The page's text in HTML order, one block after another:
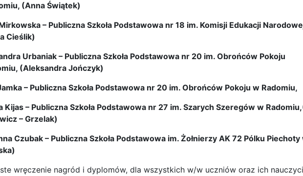
(Anna Świątek)
– Publiczna Szkoła Podstawowa nr 18 im. Komisji Edukacji
Cieślik)
Urbaniak – Publiczna Szkoła Podstawowa nr 20 im. Obrońców Pokoju
(Aleksandra Jończyk)
– Publiczna Szkoła Podstawowa nr 20 im. Obrońców Pokoju w Radomiu,
Kijas – Publiczna Szkoła Podstawowa nr 27 im. Szarych Szeregów w
– Grzelak)
Czubak – Publiczna Szkoła Podstawowa im. Żołnierzy AK 72 Pólku
wręczenie nagród i dyplomów, dla wszystkich w/w uczniów oraz ich